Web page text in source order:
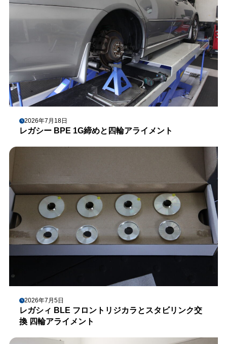
2026年7月18日
レガシー BPE 1G締めと四輪アライメント
2026年7月5日
レガシィ BLE フロントリジカラとスタビリンク交
換 四輪アライメント